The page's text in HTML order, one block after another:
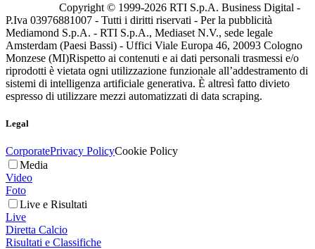
Copyright © 1999-2026 RTI S.p.A. Business Digital -
P.Iva 03976881007 - Tutti i diritti riservati - Per la pubblicità
Mediamond S.p.A. - RTI S.p.A., Mediaset N.V., sede legale
Amsterdam (Paesi Bassi) - Uffici Viale Europa 46, 20093 Cologno
Monzese (MI)Rispetto ai contenuti e ai dati personali trasmessi e/o
riprodotti è vietata ogni utilizzazione funzionale all’addestramento di
sistemi di intelligenza artificiale generativa. È altresì fatto divieto
espresso di utilizzare mezzi automatizzati di data scraping.
Legal
CorporatePrivacy PolicyCookie Policy
Media
Video
Foto
Live e Risultati
Live
Diretta Calcio
Risultati e Classifiche